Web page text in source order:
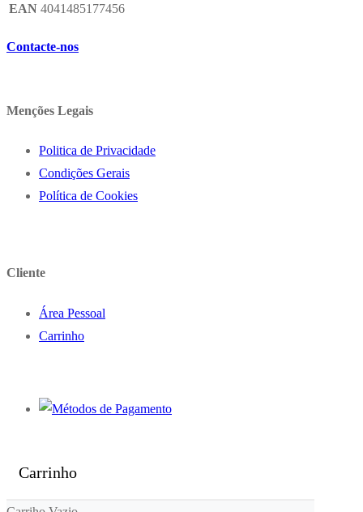
EAN 4041485177456
Contacte-nos
Menções Legais
Politica de Privacidade
Condições Gerais
Política de Cookies
Cliente
Área Pessoal
Carrinho
Carrinho